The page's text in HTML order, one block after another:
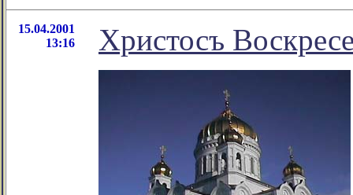
15.04.2001
13:16
Христосъ